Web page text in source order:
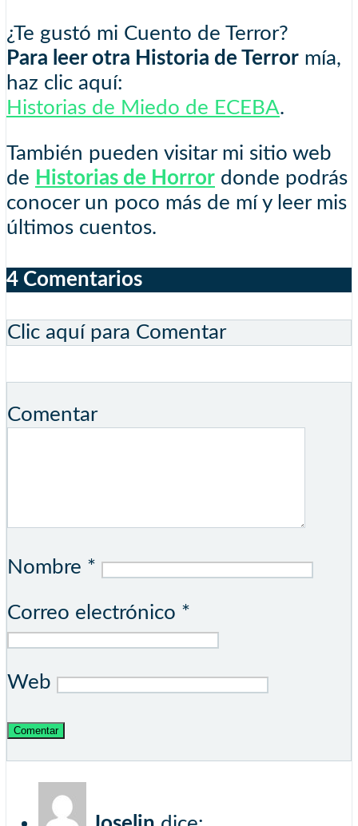
¿Te gustó mi Cuento de Terror?
Para leer otra Historia de Terror mía,
haz clic aquí:
Historias de Miedo de ECEBA.
También pueden visitar mi sitio web
de Historias de Horror donde podrás
conocer un poco más de mí y leer mis
últimos cuentos.
4 Comentarios
Clic aquí para Comentar
Comentar
Nombre *
Correo electrónico *
Web